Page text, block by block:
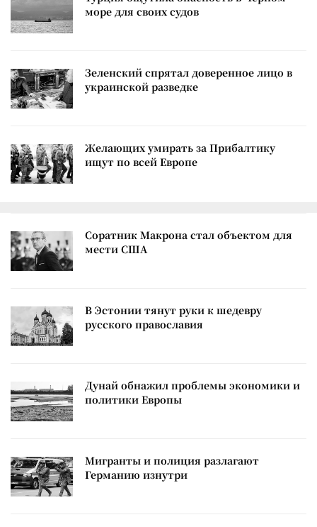
море для своих судов
Зеленский спрятал доверенное лицо в
украинской разведке
Желающих умирать за Прибалтику
ищут по всей Европе
Соратник Макрона стал объектом для
мести США
В Эстонии тянут руки к шедевру
русского православия
Дунай обнажил проблемы экономики и
политики Европы
Мигранты и полиция разлагают
Германию изнутри